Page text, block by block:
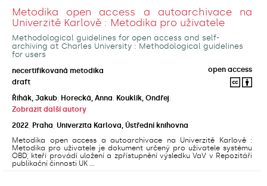
Metodika open access a autoarchivace na
Univerzitě Karlově : Metodika pro uživatele
Methodological guidelines for open access and self-
archiving at Charles University : Methodological guidelines
for users
necertifikovaná metodika
open access
draft
Řihák, Jakub; Horecká, Anna; Kouklík, Ondřej;
Zobrazit další autory
2022 Praha Univerzita Karlova, Ústřední knihovna
Metodika open access a autoarchivace na Univerzitě Karlově :
Metodika pro uživatele je dokument určený pro uživatele systému
OBD, kteří provádí uložení a zpřístupnění výsledku VaV v Repozitáři
publikační činnosti UK ...